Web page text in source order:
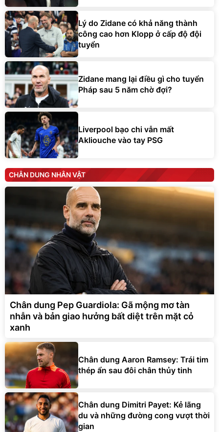
Lý do Zidane có khả năng thành
công cao hơn Klopp ở cấp độ đội
tuyển
Zidane mang lại điều gì cho tuyển
Pháp sau 5 năm chờ đợi?
Liverpool bạo chi vẫn mất
Akliouche vào tay PSG
CHÂN DUNG NHÂN VẬT
Chân dung Pep Guardiola: Gã mộng mơ tàn
nhẫn và bản giao hưởng bất diệt trên mặt cỏ
xanh
Chân dung Aaron Ramsey: Trái tim
thép ẩn sau đôi chân thủy tinh
Chân dung Dimitri Payet: Kẻ lãng
du và những đường cong vượt thời
gian